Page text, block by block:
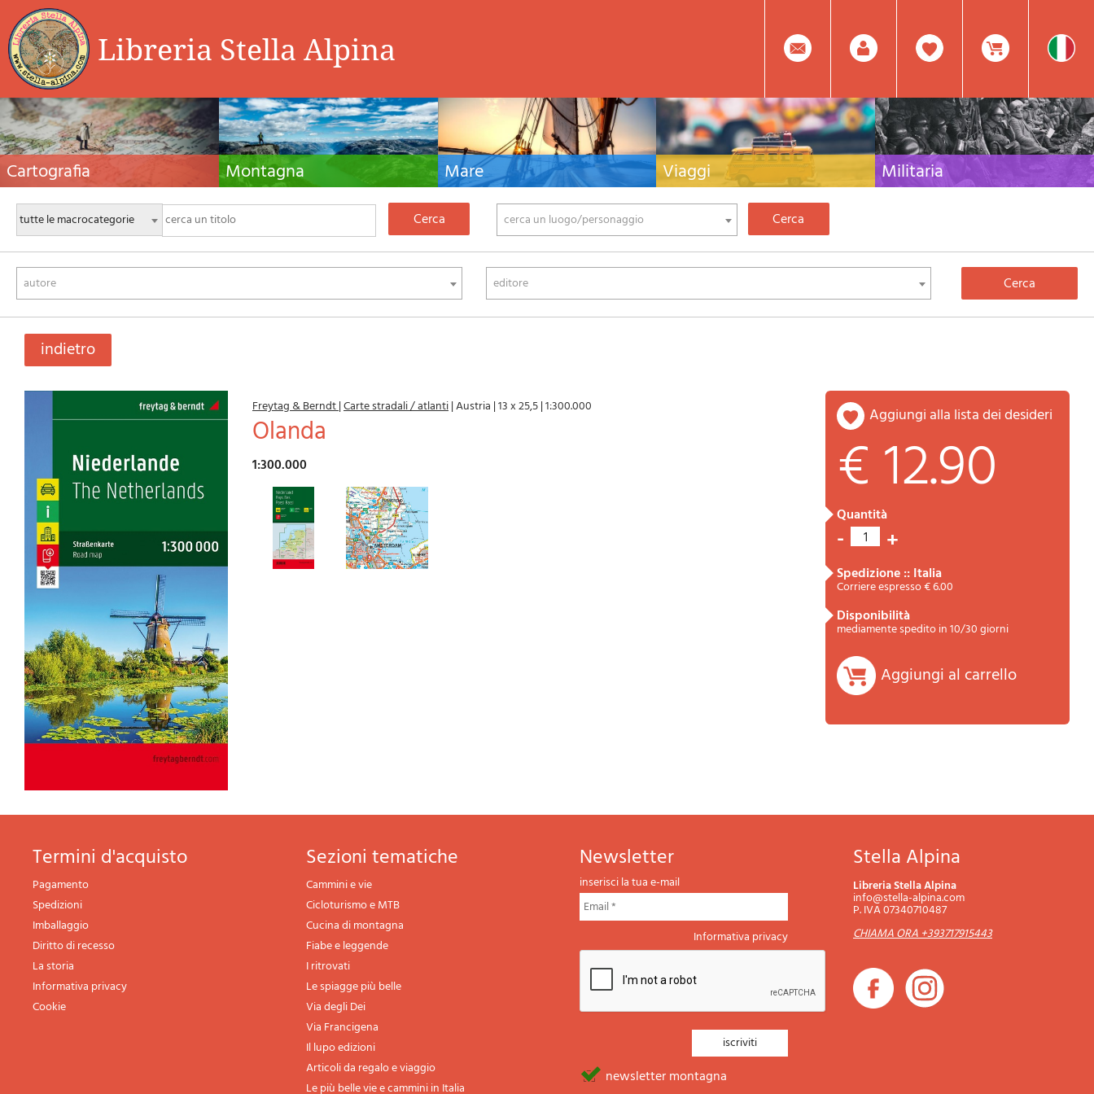
Libreria Stella Alpina 0
Prodotto(i) Attualmente
Nel
Facebook
Registrati
Cartografia
Carte escursionistiche, carte stradali e atlanti,
cartografia d'Italia e di tutto il mondo. Carte dei
sentieri, cartografia per il cicloturismo e
mountain bike
Montagna
Guide alpinistiche, guide escursionistiche,
manuali tecnici per l'alpinismo estivo ed
invernale. Letteratura e filmografia di montagna
Mare
Manuali nautici, cartografia nautica, libri e
letteratura per la barca a vela e motore
Viaggi
Guide turistiche per viaggi e letteratura di
viaggio per l'Italia, l'Europa e tutto il Mondo
Militaria
Raccolta delle migliori pubblicazioni (libri e dvd)
cerca un luogo/personaggio
autore editore
indietro
Freytag & Berndt|Carte stradali / atlanti|Austria |13 x 25,5|1:300.000
Olanda
1:300.000
aggiungi alla lista dei desideri
€ 12.90
quantità
- 1 +
spedizione :: Italia
Corriere espresso € 6.00
disponibilità
mediamente spedito in 10/30 giorni
Aggiungi al carrello
termini d'acquisto
Pagamento
Spedizioni
Imballaggio
Diritto di recesso
La storia
Informativa privacy
Cookie
sezioni tematiche
Cammini e vie
Cicloturismo e MTB
Cucina di montagna
Fiabe e leggende
I ritrovati
Le spiagge più belle
Via degli Dei
Via Francigena
Il lupo edizioni
Articoli da regalo e viaggio
Le più belle vie e cammini in Italia
newsletter
inserisci la tua e-mail
Informativa privacy
newsletter montagna
Stella Alpina
Libreria Stella Alpina
info@stella-alpina.com
P. IVA 07340710487
CHIAMA ORA +393717915443